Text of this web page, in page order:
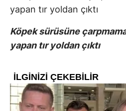
Köpek sürüsüne
yapan tır yoldan çıktı